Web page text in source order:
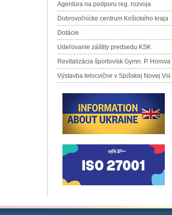
Agentúra na podporu reg. rozvoja
Dobrovoľnícke centrum Košického kraja
Dotácie
Udeľovanie záštity predsedu KSK
Revitalizácia športovísk Gymn. P. Horova
Výstavba telocvične v Spišskej Novej Vsi